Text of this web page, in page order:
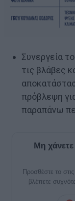
Συνεργεία
τις βλάβες
πρόβλεψη
παραπάνω
Μη χάνετε
Προσθέστε το στις
βλέπετε